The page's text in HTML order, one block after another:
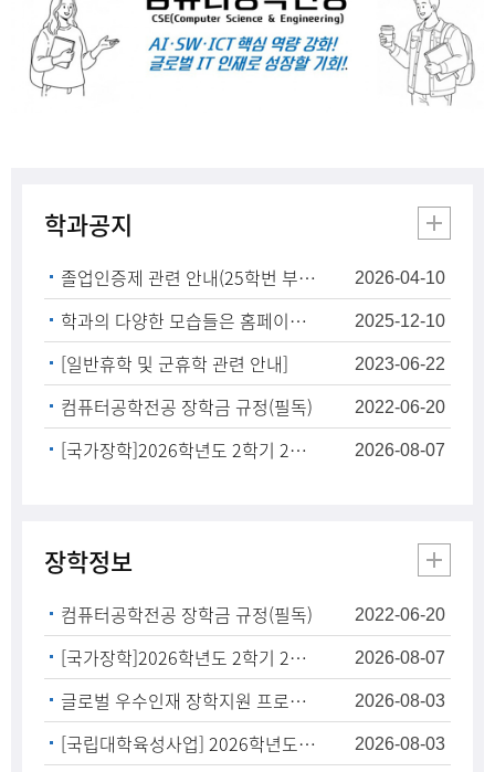
학과공지
졸업인증제 관련 안내(25학번 부터 필독) 2026-04-10
학과의 다양한 모습들은 홈페이지 학과활동-사진갤러리에서 확인 가능합니다. 2025-12-10
[일반휴학 및 군휴학 관련 안내] 2023-06-22
컴퓨터공학전공 장학금 규정(필독) 2022-06-20
[국가장학]2026학년도 2학기 2차 주거안정장학금 학생 신청 안내 2026-08-07
장학정보
컴퓨터공학전공 장학금 규정(필독) 2022-06-20
[국가장학]2026학년도 2학기 2차 주거안정장학금 학생 신청 안내 2026-08-07
글로벌 우수인재 장학지원 프로그램 안내 2026-08-03
[국립대학육성사업] 2026학년도 지역 취약계층 청소년 학습지원 멘토링 프로그램 멘토 추가 모집(~08.05.) 2026-08-03